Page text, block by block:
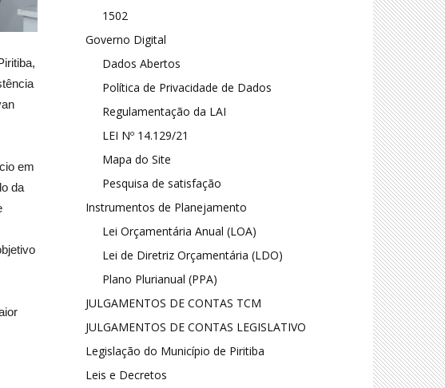
em
da
1502
Governo Digital
Dados Abertos
Política de Privacidade de Dados
Regulamentação da LAI
LEI Nº 14.129/21
Mapa do Site
Pesquisa de satisfação
Instrumentos de Planejamento
Lei Orçamentária Anual (LOA)
Lei de Diretriz Orçamentária (LDO)
Plano Plurianual (PPA)
JULGAMENTOS DE CONTAS TCM
JULGAMENTOS DE CONTAS LEGISLATIVO
Legislação do Município de Piritiba
Leis e Decretos